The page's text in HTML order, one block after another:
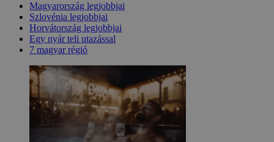
Magyarország legjobbjai
Szlovénia legjobbjai
Horvátország legjobbjai
Egy nyár teli utazással
7 magyar régió